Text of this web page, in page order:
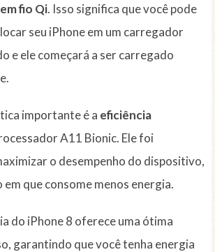
fio Qi. Isso significa que você pode
seu iPhone em um carregador
e ele começará a ser carregado
importante é a eficiência
A11 Bionic. Ele foi
o desempenho do dispositivo,
que consome menos energia.
do iPhone 8 oferece uma ótima
garantindo que você tenha energia